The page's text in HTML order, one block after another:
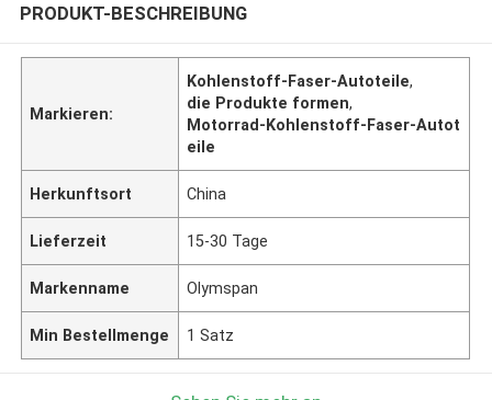
PRODUKT-BESCHREIBUNG
Markieren:
Kohlenstoff-Faser-Autoteile,
die Produkte formen,
Motorrad-Kohlenstoff-Faser-Autot
eile
Herkunftsort China
Lieferzeit 15-30 Tage
Markenname Olymspan
Min Bestellmenge 1 Satz